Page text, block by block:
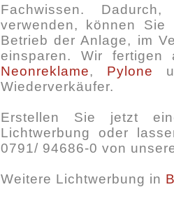
Fachwissen.
verwenden, können
Betrieb der Anlage, im
einsparen. Wir
Neonreklame, Pylone
Wiederverkäufer.
Erstellen Sie jetzt
Lichtwerbung oder
0791/ 94686-0 von
Weitere Lichtwerbung in